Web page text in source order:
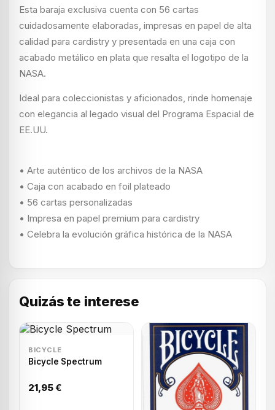
Esta baraja exclusiva cuenta con 56 cartas
cuidadosamente elaboradas, impresas en papel de alta
calidad para cardistry y presentada en una caja con
acabado metálico en plata que resalta el logotipo de la
NASA.
Ideal para coleccionistas y aficionados, rinde homenaje
con elegancia al legado visual del Programa Espacial de
EE.UU.
• Arte auténtico de los archivos de la NASA
• Caja con acabado en foil plateado
• 56 cartas personalizadas
• Impresa en papel premium para cardistry
• Celebra la evolución gráfica histórica de la NASA
Quizás te interese
BICYCLE
Bicycle Spectrum
21,95 €